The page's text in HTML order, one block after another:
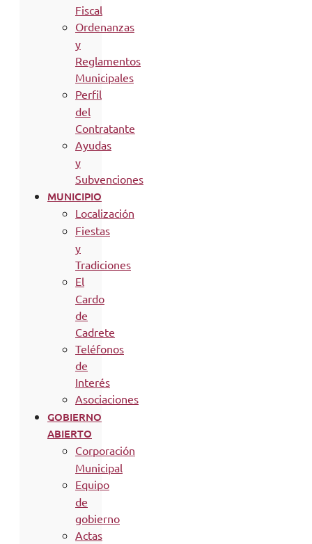
Fiscal
Ordenanzas
y
Reglamentos
Municipales
Perfil
del
Contratante
Ayudas
y
Subvenciones
MUNICIPIO
Localización
Fiestas
y
Tradiciones
El
Cardo
de
Cadrete
Teléfonos
de
Interés
Asociaciones
GOBIERNO
ABIERTO
Corporación
Municipal
Equipo
de
gobierno
Actas